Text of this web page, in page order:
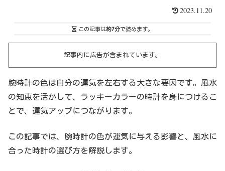
2023.11.20
この記事は約7分で読めます。
記事内に広告が含まれています。
腕時計の色は自分の運気を左右する大きな要因です。風水
の知恵を活かして、ラッキーカラーの時計を身につけるこ
とで、運気アップにつながります。
この記事では、腕時計の色が運気に与える影響と、風水に
合った時計の選び方を解説します。